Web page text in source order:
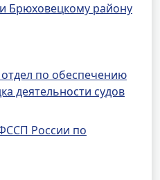
Брюховецкому району
по обеспечению
деятельности судов
России по